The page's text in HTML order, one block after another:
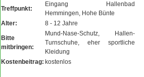
Treffpunkt:
Eingang Hallenbad
Hemmingen, Hohe Bünte
Alter:
8 - 12 Jahre
Bitte
mitbringen:
Mund-Nase-Schutz, Hallen-
Turnschuhe, eher sportliche
Kleidung
Kostenbeitrag: kostenlos